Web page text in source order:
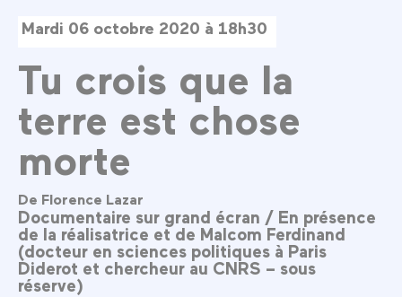
Mardi 06 octobre 2020 à 18h30
Tu crois que la
terre est chose
morte
De Florence Lazar
Documentaire sur grand écran / En présence
de la réalisatrice et de Malcom Ferdinand
(docteur en sciences politiques à Paris
Diderot et chercheur au CNRS – sous
réserve)